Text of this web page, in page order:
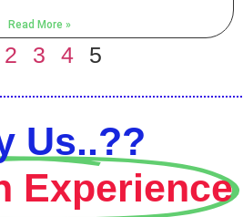
Read More »
2 3 4 5
Us..??
Experience